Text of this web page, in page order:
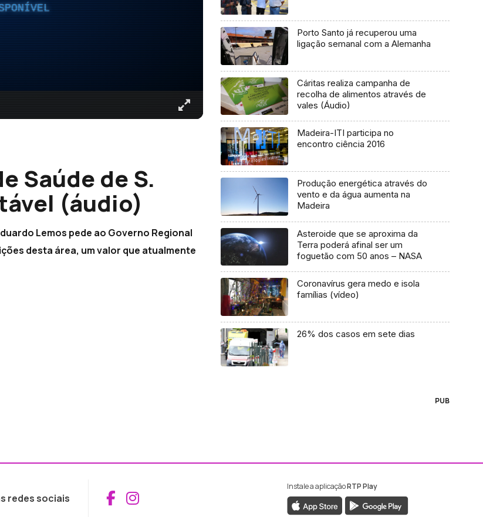
Saúde de S.
(áudio)
Lemos pede ao Governo Regional
desta área, um valor que atualmente
Porto Santo já recuperou uma
ligação semanal com a Alemanha
Cáritas realiza campanha de
recolha de alimentos através de
vales (Áudio)
Madeira-ITI participa no
encontro ciência 2016
Produção energética através do
vento e da água aumenta na
Madeira
Asteroide que se aproxima da
Terra poderá afinal ser um
foguetão com 50 anos – NASA
Coronavírus gera medo e isola
famílias (vídeo)
26% dos casos em sete dias
PUB
redes sociais Aceder ao Facebook da RTP Madeira
Aceder ao Instagram da RTP Madeira
Instale a aplicaçãoRTP Play